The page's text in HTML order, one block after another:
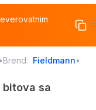
%
•Brend: Fieldmann•
bitova sa